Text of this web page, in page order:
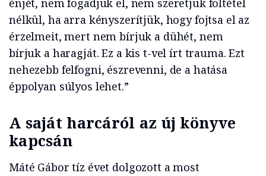
énjét, nem fogadjuk el, nem szeretjük föltétel
nélkül, ha arra kényszerítjük, hogy fojtsa el az
érzelmeit, mert nem bírjuk a dühét, nem
bírjuk a haragját. Ez a kis t-vel írt trauma. Ezt
nehezebb felfogni, észrevenni, de a hatása
éppolyan súlyos lehet.”
A saját harcáról az új könyve
kapcsán
Máté Gábor tíz évet dolgozott a most